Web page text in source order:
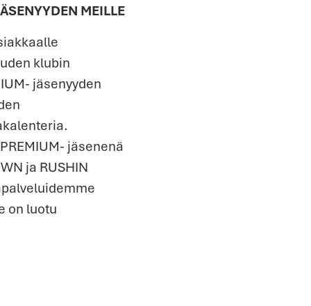
MEILLE
klubin
jäsenyyden
jäsenenä
ja RUSHIN
on luotu